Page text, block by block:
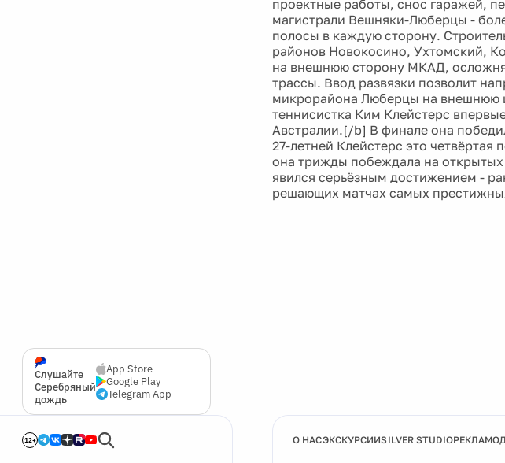
Слушайте
Серебряный
дождь
App Store
Google Play
Telegram App
12+
проектные работы, снос гаражей,
магистрали Вешняки-Люберцы -
полосы в каждую сторону.
районов Новокосино, Ухтомский,
на внешнюю сторону МКАД,
трассы. Ввод развязки позволит
микрорайона Люберцы на внешнюю
теннисистка Ким Клейстерс
Австралии.[/b] В финале она
27-летней Клейстерс это
она трижды побеждала на
явился серьёзным достижением -
решающих матчах самых
О НАСЭКСКУРСИИSILVER STUDIO